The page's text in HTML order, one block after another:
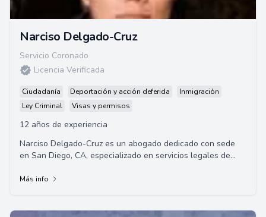
Narciso Delgado-Cruz
Servicio Coronado
Licencia Verificada
Ciudadanía Deportación y acción deferida
Inmigración
Ley Criminal
Visas y permisos
12 años de experiencia
Narciso Delgado-Cruz es un abogado dedicado con sede
en San Diego, CA, especializado en servicios legales de
Más info